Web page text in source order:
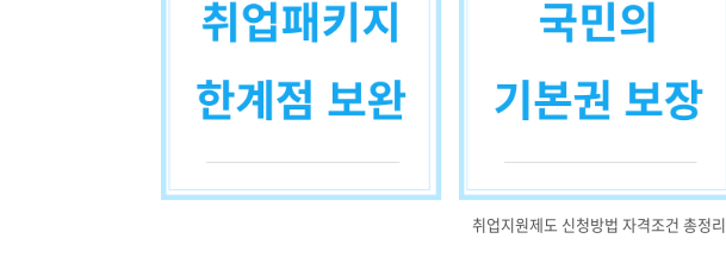
취업지원제도 신청방법 자격조건 총정리